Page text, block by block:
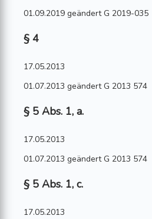
01.09.2019 geändert G 2019-035
§ 4
17.05.2013
01.07.2013 geändert G 2013 574
§ 5 Abs. 1, a.
17.05.2013
01.07.2013 geändert G 2013 574
§ 5 Abs. 1, c.
17.05.2013